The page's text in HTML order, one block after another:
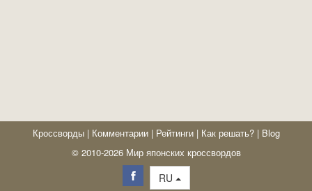
Кроссворды | Комментарии | Рейтинги | Как решать? | Blog
© 2010-2026 Мир японских кроссвордов
RU